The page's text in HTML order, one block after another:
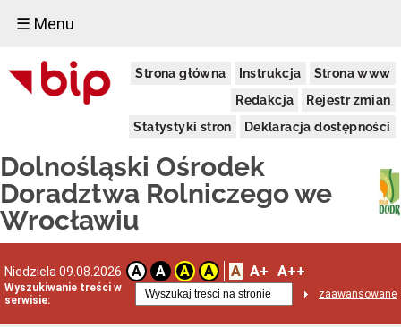
☰ Menu
Strona główna Instrukcja
Strona www
Redakcja
Rejestr zmian
Statystyki stron
Deklaracja dostępności
Dolnośląski Ośrodek
Doradztwa Rolniczego we
Wrocławiu
Niedziela 09.08.2026 A A A A A A+ A++
Wyszukiwanie treści w
serwisie:
zaawansowane
Informacje
Ogólne
Dane
Komórki
Organizacyjne
Powiatowe
Zespoły
Doradztwa
Rolniczego
dostępności
Schemat
organizacyjny